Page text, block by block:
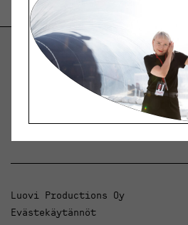
Helsinki Design
Keskustelua, uutisia ja
Luovi Productions Oy
Evästekäytännöt